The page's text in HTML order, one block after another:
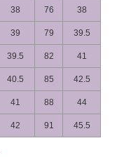
38 76
38
39 79
39.5
39.5 82
41
40.5 85
42.5
41 88
44
42 91 45.5